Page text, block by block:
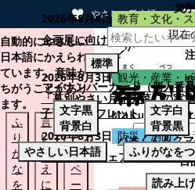
やさしい日本語
本文へスキップする
自動的にやさしい
日本語にかえられ
ています。意味が
ちがうことがあり
ます。
ふ
り
が
な
を
言
い
替
え
に
も
と
の
ペ
ー
2026年8月4日 教育・文化・
企画展に向けて：安東ウメ子
2026年8月3日 観光・産業・
「幕別やさい月イチ菜」の実
2026年8月3日 防災・消防
幕別町防災フェアの開催につ
サ
マイナンバーカード（個人番
子育てパンフレット
ごみカ
パオくん＆ク
目
文
現在
標準
文字黒
背景白
文字白
背景黒
やさしい日本語
ふりがなを
読み上